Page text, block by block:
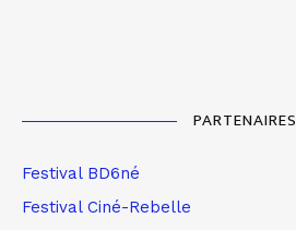
PARTENAIRES
Festival BD6né
Festival Ciné-Rebelle